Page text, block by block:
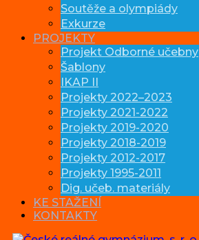
Soutěže a olympiády
Exkurze
PROJEKTY
Projekt Odborné učebny
Šablony
IKAP II
Projekty 2022–2023
Projekty 2021-2022
Projekty 2019-2020
Projekty 2018-2019
Projekty 2012-2017
Projekty 1995-2011
Dig. učeb. materiály
KE STAŽENÍ
KONTAKTY